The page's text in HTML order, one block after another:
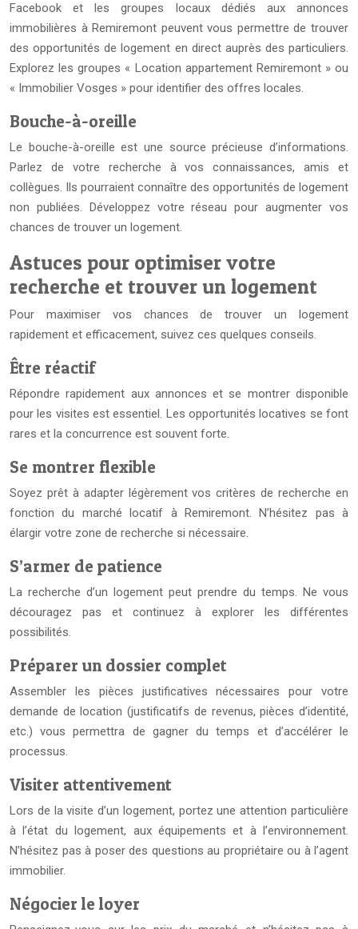
Facebook et les groupes locaux dédiés aux annonces
immobilières à Remiremont peuvent vous permettre de trouver
des opportunités de logement en direct auprès des particuliers.
Explorez les groupes « Location appartement Remiremont » ou
« Immobilier Vosges » pour identifier des offres locales.
Bouche-à-oreille
Le bouche-à-oreille est une source précieuse d’informations.
Parlez de votre recherche à vos connaissances, amis et
collègues. Ils pourraient connaître des opportunités de logement
non publiées. Développez votre réseau pour augmenter vos
chances de trouver un logement.
Astuces pour optimiser votre
recherche et trouver un logement
Pour maximiser vos chances de trouver un logement
rapidement et efficacement, suivez ces quelques conseils.
Être réactif
Répondre rapidement aux annonces et se montrer disponible
pour les visites est essentiel. Les opportunités locatives se font
rares et la concurrence est souvent forte.
Se montrer flexible
Soyez prêt à adapter légèrement vos critères de recherche en
fonction du marché locatif à Remiremont. N’hésitez pas à
élargir votre zone de recherche si nécessaire.
S’armer de patience
La recherche d’un logement peut prendre du temps. Ne vous
découragez pas et continuez à explorer les différentes
possibilités.
Préparer un dossier complet
Assembler les pièces justificatives nécessaires pour votre
demande de location (justificatifs de revenus, pièces d’identité,
etc.) vous permettra de gagner du temps et d’accélérer le
processus.
Visiter attentivement
Lors de la visite d’un logement, portez une attention particulière
à l’état du logement, aux équipements et à l’environnement.
N’hésitez pas à poser des questions au propriétaire ou à l’agent
immobilier.
Négocier le loyer